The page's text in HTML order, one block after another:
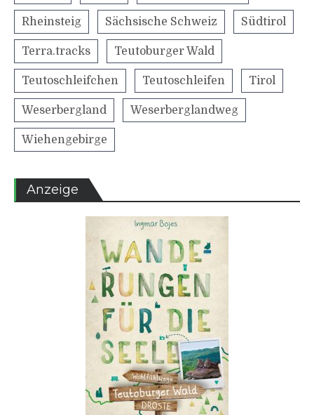
Rheinsteig Sächsische Schweiz Südtirol
Terra.tracks Teutoburger Wald
Teutoschleifchen Teutoschleifen Tirol
Weserbergland Weserberglandweg
Wiehengebirge
Anzeige